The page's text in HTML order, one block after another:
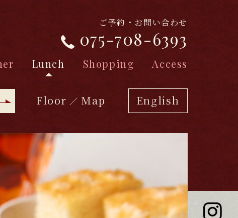
ご予約・お問い合わせ
075-708-6393
Lunch Shopping Access
Floor ／ Map English